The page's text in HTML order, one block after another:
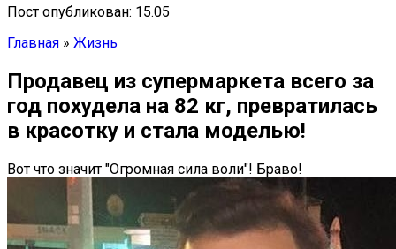
Пост опубликован: 15.05
Главная » Жизнь
Продавец из супермаркета всего за
год похудела на 82 кг, превратилась
в красотку и стала моделью!
Вот что значит "Огромная сила воли"! Браво!